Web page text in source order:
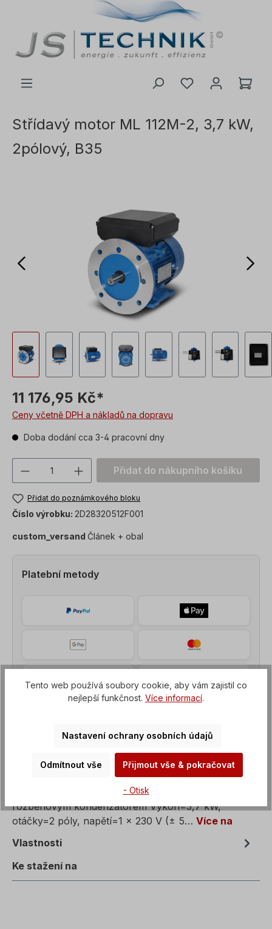
Střídavý motor ML 112M-2, 3,7 kW,
2pólový, B35
11 176,95 Kč*
Ceny včetně DPH a nákladů na dopravu
Doba dodání cca 3-4 pracovní dny
Množství produktu: Zadejte
Přidat do nákupního košíku
Přidat do poznámkového bloku
Číslo výrobku: 2D28320512F001
custom_versand Článek + obal
Platební metody
Střídavý motor, jednofázový motor s provozním a
rozběhovým kondenzátorem Výkon=3,7 kW,
otáčky=2 póly, napětí=1 x 230 V (± 5… Více na
Vlastnosti
Ke stažení na
Tento web používá soubory cookie, aby vám zajistil co
nejlepší funkčnost. Více informací.
Nastavení ochrany osobních údajů
Odmítnout vše Přijmout vše & pokračovat
- Otisk